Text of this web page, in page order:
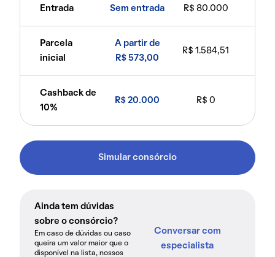
Entrada Sem entrada R$ 80.000
Parcela
inicial
A partir de
R$ 573,00
R$ 1.584,51
Cashback de
10%
R$ 20.000 R$ 0
Simular consórcio
Ainda tem dúvidas
sobre o consórcio?
Em caso de dúvidas ou caso
queira um valor maior que o
disponível na lista, nossos
Conversar com
especialista